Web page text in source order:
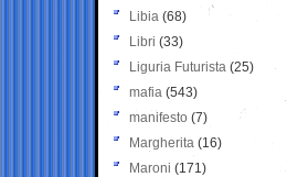
Libia (68)
Libri (33)
Liguria Futurista (25)
mafia (543)
manifesto (7)
Margherita (16)
Maroni (171)